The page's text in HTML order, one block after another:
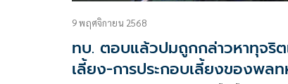
9 พฤศจิกายน 2568
ทบ. ตอบแล้วปมถูกกล่าวหาทุจริต
เลี้ยง-การประกอบเลี้ยงของพลท